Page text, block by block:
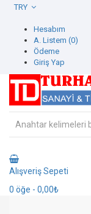
Hesabım
A. Listem (0)
Ödeme
Giriş Yap
Alışveriş Sepeti
0 öğe - 0,00₺